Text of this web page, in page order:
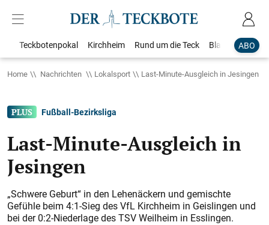
ABO
Teckbotenpokal Kirchheim Rund um die Teck Blaulicht
Home Nachrichten Lokalsport Last-Minute-Ausgleich in Jesingen
Fußball-Bezirksliga
Last-Minute-Ausgleich in
Jesingen
„Schwere Geburt“ in den Lehenäckern und gemischte
Gefühle beim 4:1-Sieg des VfL Kirchheim in Geislingen und
bei der 0:2-Niederlage des TSV Weilheim in Esslingen.